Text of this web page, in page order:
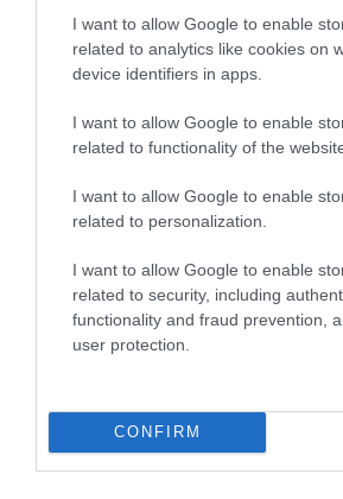
I want to allow Google to enable
related to analytics like cookies on
device identifiers in apps.
I want to allow Google to enable
related to functionality of the
I want to allow Google to enable
related to personalization.
I want to allow Google to enable
related to security, including
functionality and fraud prevention,
user protection.
CONFIRM
KATONAI
OLTÁST A
2026. augusztus 05
VISSZATÉR EGER
LEGNAGYOBB
BIZTOSÍTOTTÁK BE
2026. augusztus 05